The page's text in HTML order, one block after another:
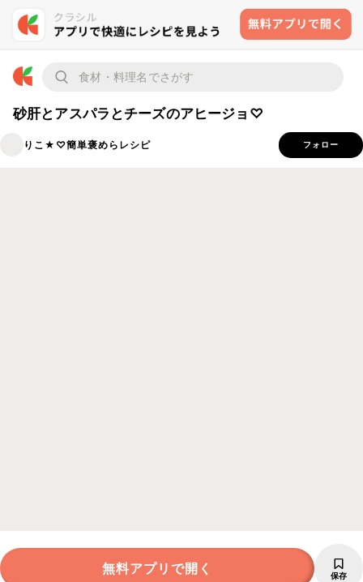
砂肝とアスパラとチーズのアヒージョ♡
りこ★♡簡単褒めらレシピ フォロー
無料アプリで開く 保存